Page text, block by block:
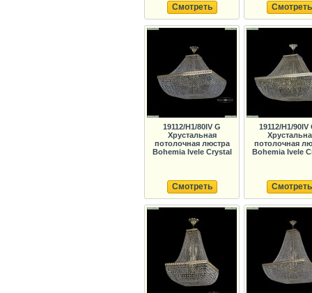
Смотреть Смотреть
19112/H1/80IV G
Хрустальная
потолочная люстра
Bohemia Ivele Crystal
Смотреть
19112/H1/90IV
потолочная
Bohemia Ivele
Смотреть